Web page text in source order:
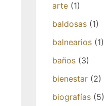
arte (1)
baldosas (1)
balnearios (1)
baños (3)
bienestar (2)
biografías (5)